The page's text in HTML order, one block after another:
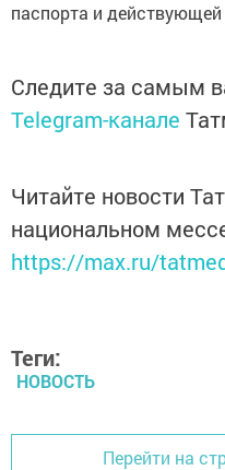
паспорта и
Следите за самым
Telegram-канале
Читайте новости
национальном
https://max.ru/
Теги:
НОВОСТЬ
Перейти на